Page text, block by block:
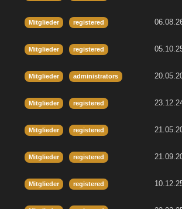
Mitglieder registered
Mitglieder registered
Mitglieder administrators
Mitglieder registered
Mitglieder registered
Mitglieder registered
Mitglieder registered